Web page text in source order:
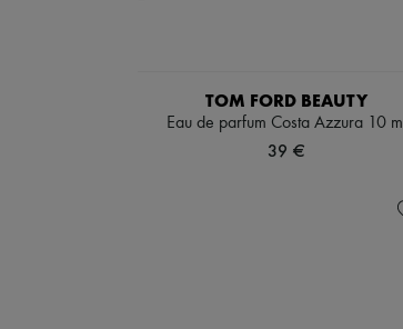
TOM FORD BEAUTY
Eau de parfum Costa Azzura 10 ml
39 €